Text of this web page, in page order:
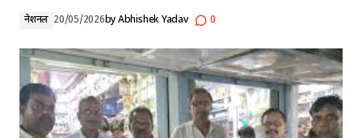
नेशनल 20/05/2026byAbhishek Yadav 0